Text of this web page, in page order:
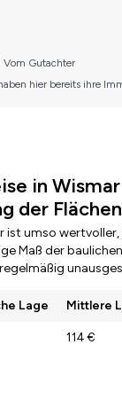
in
der
ist umso
Maß der
Lage Mittlere
114 €